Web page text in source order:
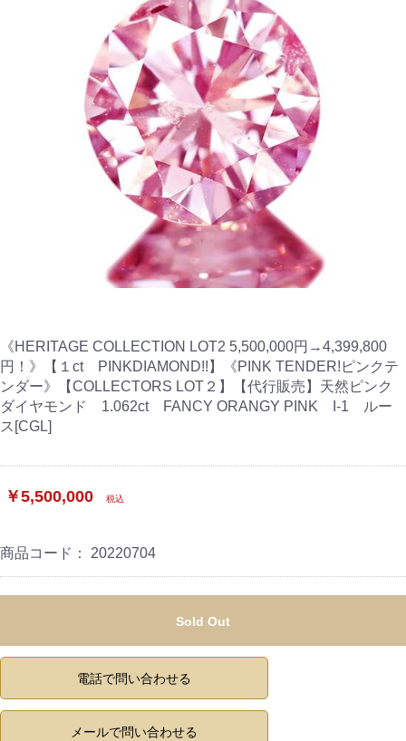
《HERITAGE COLLECTION LOT2 5,500,000円→4,399,800
円！》【１ct PINKDIAMOND!!】《PINK TENDER!ピンクテ
ンダー》【COLLECTORS LOT２】【代行販売】天然ピンク
ダイヤモンド 1.062ct FANCY ORANGY PINK I-1 ルー
ス[CGL]
￥5,500,000 税込
商品コード： 20220704
Sold Out
電話で問い合わせる
メールで問い合わせる